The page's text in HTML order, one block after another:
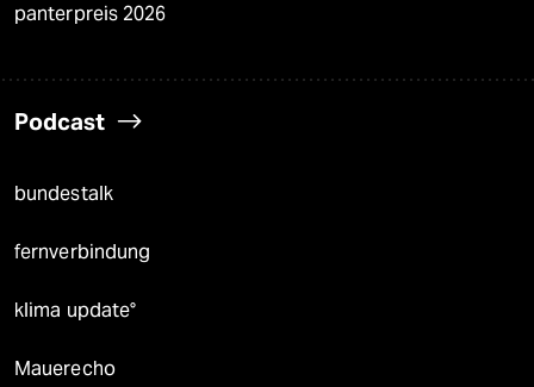
panterpreis 2026
Podcast
bundestalk
fernverbindung
klima update°
Mauerecho